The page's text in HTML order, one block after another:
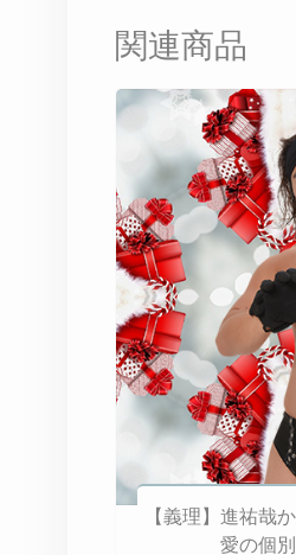
関連商品
【義理】進祐哉
愛の個